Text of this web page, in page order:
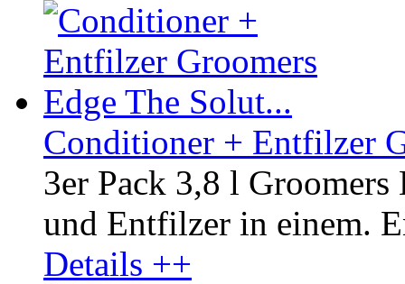
Conditioner + Entfilzer
3er Pack 3,8 l
und Entfilzer in einem.
Details ++